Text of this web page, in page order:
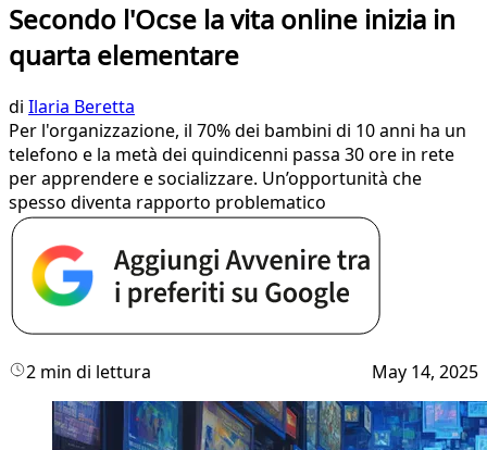
Secondo l'Ocse la vita online inizia in
quarta elementare
di Ilaria Beretta
Per l'organizzazione, il 70% dei bambini di 10 anni ha un
telefono e la metà dei quindicenni passa 30 ore in rete
per apprendere e socializzare. Un’opportunità che
spesso diventa rapporto problematico
2 min di lettura May 14, 2025